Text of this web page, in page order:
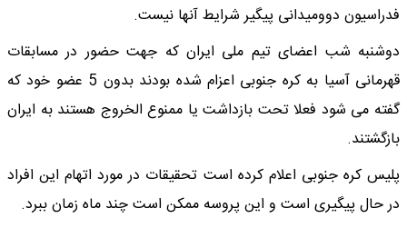
فدراسیون دوومیدانی پیگیر شرایط آنها نیست.
دوشنبه شب اعضای تیم ملی ایران که جهت حضور در مسابقات
قهرمانی آسیا به کره جنوبی اعزام شده بودند بدون 5 عضو خود که
گفته می شود فعلا تحت بازداشت یا ممنوع الخروج هستند به ایران
بازگشتند.
پلیس کره جنوبی اعلام کرده است تحقیقات در مورد اتهام این افراد
در حال پیگیری است و این پروسه ممکن است چند ماه زمان ببرد.